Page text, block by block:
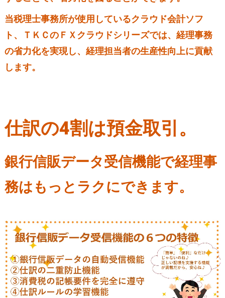
当税理士事務所が使用しているクラウド会計ソフ
ト、ＴＫＣのＦＸクラウドシリーズでは、経理事務
の省力化を実現し、経理担当者の生産性向上に貢献
します。
仕訳の4割は預金取引。
銀行信販データ受信機能で経理事
務はもっとラクにできます。